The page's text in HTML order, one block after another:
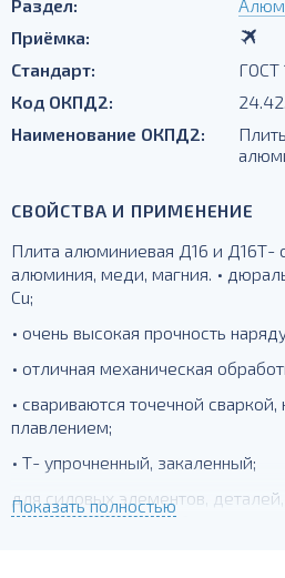
Раздел:
Приёмка:
Стандарт:
ГОСТ
Код ОКПД2:
Наименование ОКПД2:
СВОЙСТВА И ПРИМЕНЕНИЕ
Плита алюминиевая Д16 и Д16Т-
алюминия, меди, магния. •
Cu;
• очень высокая прочность
• отличная механическая
• свариваются точечной
плавлением;
• Т- упрочненный, закаленный;
для силовых элементов,
температурах до -230 град.
Показать полностью